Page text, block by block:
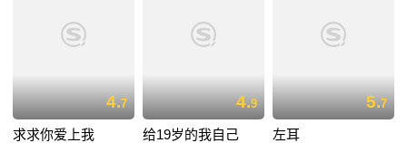
4.7
求求你爱上我
4.9
给19岁的我自己
5.7
左耳